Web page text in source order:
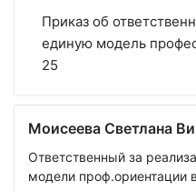
Приказ об
единую модель
25
Моисеева Светлана
Ответственный за
модели проф.ориентации